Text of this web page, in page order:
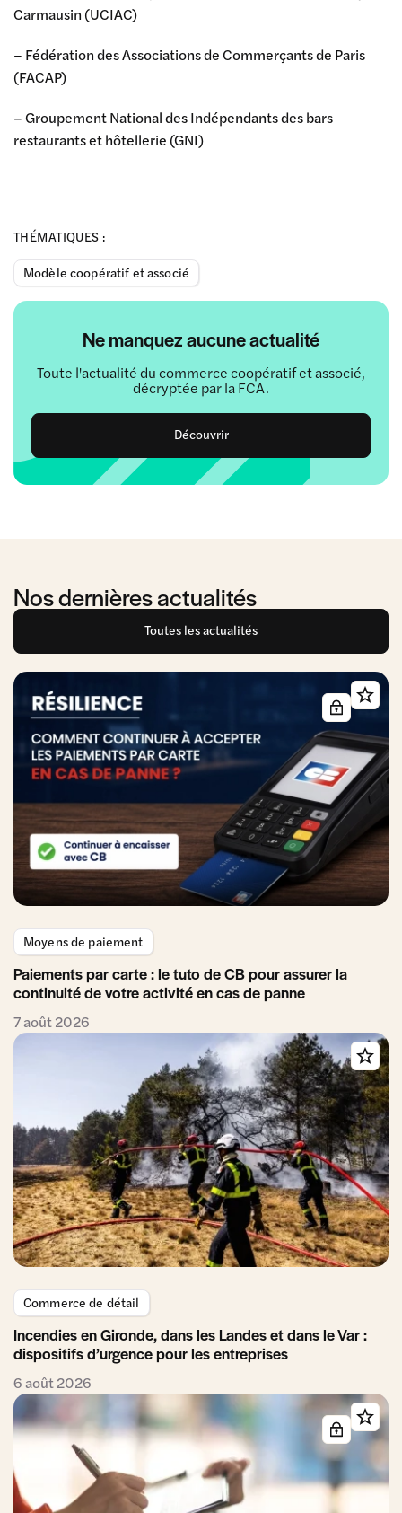
THÉMATIQUES :
Modèle coopératif et associé
Ne manquez aucune actualité
Toute l'actualité du commerce coopératif et associé,
décryptée par la FCA.
Découvrir
Carmausin (UCIAC)
– Fédération des Associations de Commerçants de Paris
(FACAP)
– Groupement National des Indépendants des bars
restaurants et hôtellerie (GNI)
Nos dernières actualités
Toutes les actualités
Moyens de paiement
Paiements par carte : le tuto de CB pour assurer la
continuité de votre activité en cas de panne
7 août 2026
Commerce de détail
Incendies en Gironde, dans les Landes et dans le Var :
dispositifs d’urgence pour les entreprises
6 août 2026